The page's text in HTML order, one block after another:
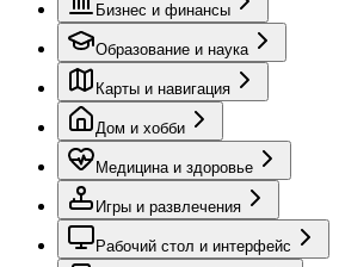
Бизнес и финансы
Образование и наука
Карты и навигация
Дом и хобби
Медицина и здоровье
Игры и развлечения
Рабочий стол и интерфейс